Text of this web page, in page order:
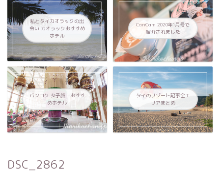
私とタイカオラックの出
会い カオラックおすすめ
ホテル
CanCam 2020年1月号で
紹介されました
バンコク 女子旅 おすす
めホテル
タイのリゾート記事全エ
リアまとめ
DSC_2862